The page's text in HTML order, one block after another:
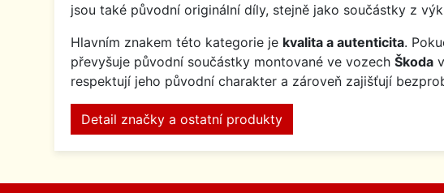
jsou také původní originální díly, stejně jako součástky z
Hlavním znakem této kategorie je kvalita a autenticita.
převyšuje původní součástky montované ve vozech Škoda
respektují jeho původní charakter a zároveň zajišťují
Detail značky a ostatní produkty